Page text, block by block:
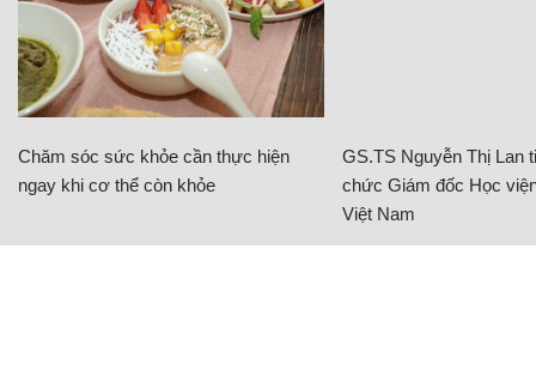
Chăm sóc sức khỏe cần thực hiện
ngay khi cơ thể còn khỏe
GS.TS Nguyễn Thị Lan
chức Giám đốc Học
Việt Nam